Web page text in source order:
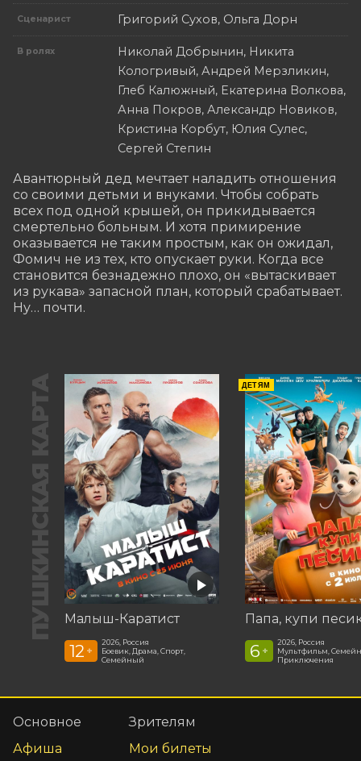
Сценарист Григорий Сухов, Ольга Дорн
В ролях
Николай Добрынин, Никита
Кологривый, Андрей Мерзликин,
Глеб Калюжный, Екатерина Волкова,
Анна Покров, Александр Новиков,
Кристина Корбут, Юлия Сулес,
Сергей Степин
Авантюрный дед мечтает наладить отношения
со своими детьми и внуками. Чтобы собрать
всех под одной крышей, он прикидывается
смертельно больным. И хотя примирение
оказывается не таким простым, как он ожидал,
Фомич не из тех, кто опускает руки. Когда все
становится безнадежно плохо, он «вытаскивает
из рукава» запасной план, который срабатывает.
Ну… почти.
ПУШКИНСКАЯ КАРТА Малыш-Каратист
12 +
2026, Россия
Боевик, Драма, Спорт,
Семейный
ДЕТЯМ
Папа, купи
6 +
2026, Россия
Мультфильм,
Приключения
Основное
Афиша
Зрителям
Мои билеты